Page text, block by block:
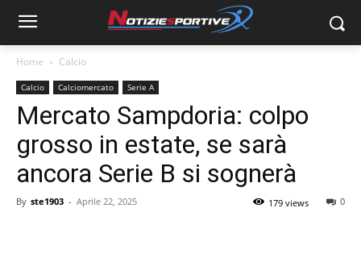
Home Calcio
Calcio Calciomercato Serie A
Mercato Sampdoria: colpo
grosso in estate, se sarà
ancora Serie B si sognerà
By ste1903 - Aprile 22, 2025 0
179 views